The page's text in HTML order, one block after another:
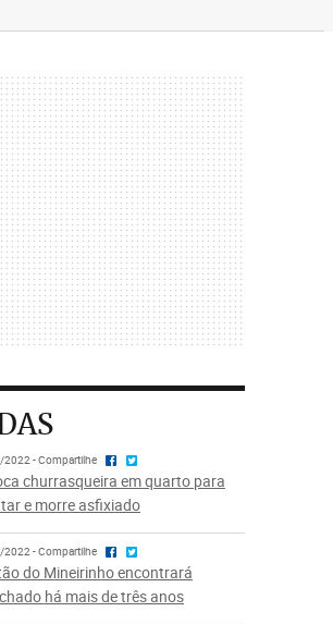
- Compartilhe
churrasqueira em quarto para
e morre asfixiado
- Compartilhe
do Mineirinho encontrará
há mais de três anos